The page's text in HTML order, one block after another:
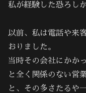
私が経験した恐ろし
以前、私は電話や来
おりました。
当時その会社にかか
と全く関係のない営
と、その多さたるや